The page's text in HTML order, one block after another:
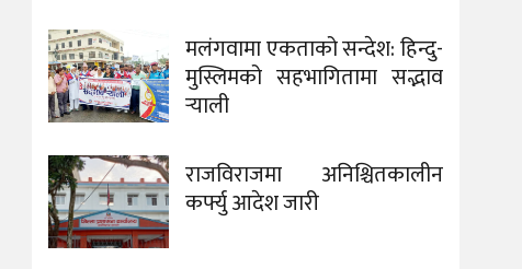
मलंगवामा एकताको सन्देश: हिन्दु-
मुस्लिमको सहभागितामा सद्भाव
र्‍याली
राजविराजमा अनिश्चितकालीन
कर्फ्यु आदेश जारी